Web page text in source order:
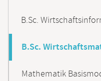
B.Sc.
B.Sc.
Mathematik